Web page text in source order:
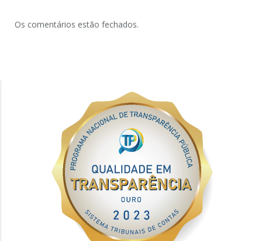
Os comentários estão fechados.